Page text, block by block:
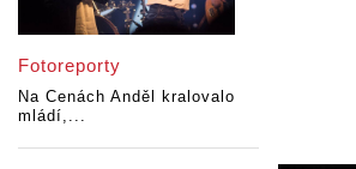
Fotoreporty
Na Cenách Anděl kralovalo
mládí,...